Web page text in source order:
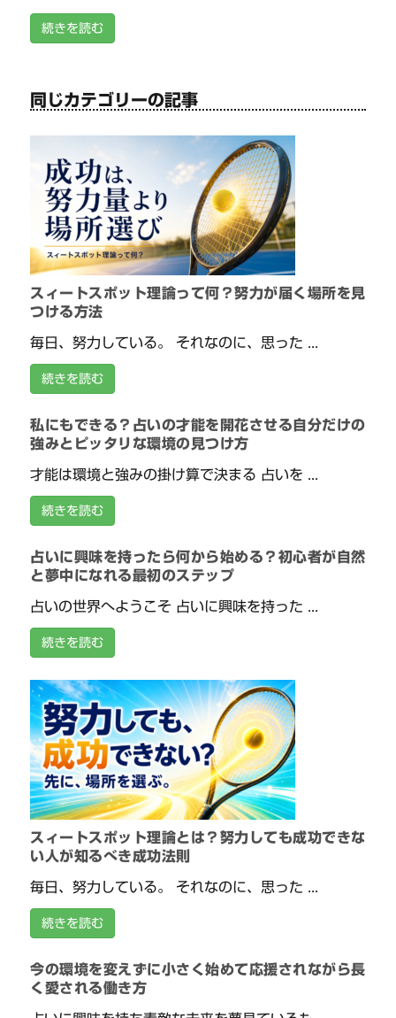
続きを読む
同じカテゴリーの記事
スィートスポット理論って何？努力が届く場所を見
つける方法
毎日、努力している。 それなのに、思った ...
続きを読む
私にもできる？占いの才能を開花させる自分だけの
強みとピッタリな環境の見つけ方
才能は環境と強みの掛け算で決まる 占いを ...
続きを読む
占いに興味を持ったら何から始める？初心者が自然
と夢中になれる最初のステップ
占いの世界へようこそ 占いに興味を持った ...
続きを読む
スィートスポット理論とは？努力しても成功できな
い人が知るべき成功法則
毎日、努力している。 それなのに、思った ...
続きを読む
今の環境を変えずに小さく始めて応援されながら長
く愛される働き方